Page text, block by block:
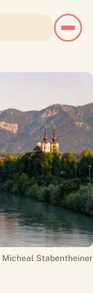
Micheal Stabentheiner